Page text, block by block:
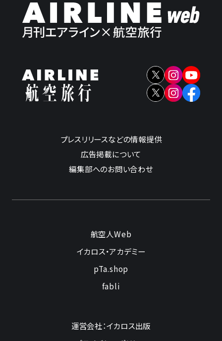
プレスリリースなどの情報提供
広告掲載について
編集部へのお問い合わせ
航空人Web
イカロス・アカデミー
pTa.shop
fabli
運営会社：イカロス出版